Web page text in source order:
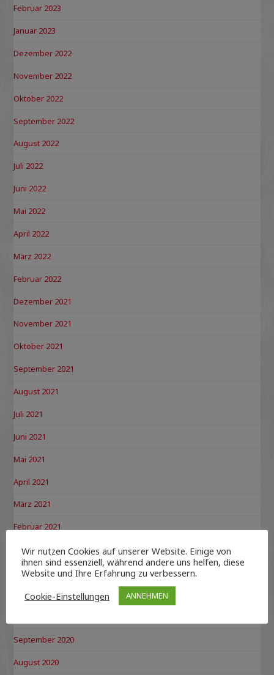
Februar 2023
Januar 2023
Dezember 2022
November 2022
Oktober 2022
September 2022
August 2022
Juli 2022
Juni 2022
Mai 2022
April 2022
März 2022
Februar 2022
Dezember 2021
November 2021
Oktober 2021
September 2021
August 2021
Juli 2021
Juni 2021
Mai 2021
April 2021
März 2021
Februar 2021
Januar 2021
Dezember 2020
November 2020
September 2020
August 2020
Wir nutzen Cookies auf unserer Website. Einige von
ihnen sind essenziell, während andere uns helfen, diese
Website und Ihre Erfahrung zu verbessern.
Cookie-Einstellungen
ANNEHMEN